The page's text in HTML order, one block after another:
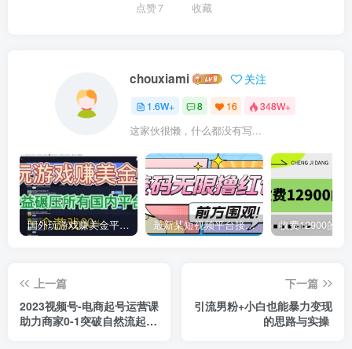
点赞7 收藏
chouxiami 关注
1.6W+ 8 16 348W+
这家伙很懒，什么都没有写...
国外玩游戏赚美金平台，一个游戏60+，收益碾压国内所有平台 最新某短视频平台接码看广告，无限撸1.3元项目【软件+详细操作教程】
上一篇
2023视频号-电商起号运营课
助力商家0-1突破自然流起号
下一篇
引流男粉+小白也能暴力变现
的思路与实操